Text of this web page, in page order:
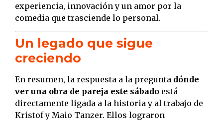
experiencia, innovación y un amor por la
comedia que trasciende lo personal.
Un legado que sigue
creciendo
En resumen, la respuesta a la pregunta dónde
ver una obra de pareja este sábado está
directamente ligada a la historia y al trabajo de
Kristof y Maio Tanzer. Ellos lograron